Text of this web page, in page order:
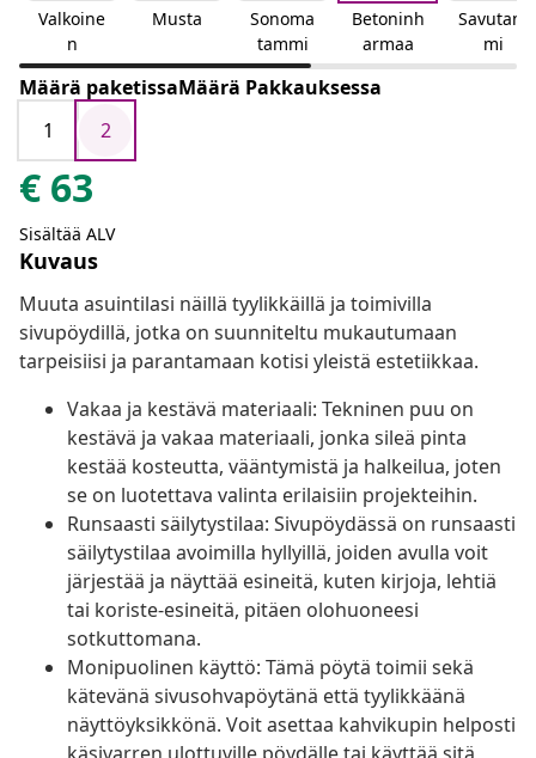
Valkoine
n
Musta
Sonoma
tammi
Betoninh
armaa
Savutam
mi
Määrä paketissaMäärä Pakkauksessa
1
2
€ 63
Sisältää ALV
Kuvaus
Muuta asuintilasi näillä tyylikkäillä ja toimivilla
sivupöydillä, jotka on suunniteltu mukautumaan
tarpeisiisi ja parantamaan kotisi yleistä estetiikkaa.
Vakaa ja kestävä materiaali: Tekninen puu on
kestävä ja vakaa materiaali, jonka sileä pinta
kestää kosteutta, vääntymistä ja halkeilua, joten
se on luotettava valinta erilaisiin projekteihin.
Runsaasti säilytystilaa: Sivupöydässä on runsaasti
säilytystilaa avoimilla hyllyillä, joiden avulla voit
järjestää ja näyttää esineitä, kuten kirjoja, lehtiä
tai koriste-esineitä, pitäen olohuoneesi
sotkuttomana.
Monipuolinen käyttö: Tämä pöytä toimii sekä
kätevänä sivusohvapöytänä että tyylikkäänä
näyttöyksikkönä. Voit asettaa kahvikupin helposti